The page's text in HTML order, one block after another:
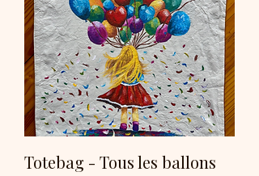
Totebag - Tous les ballons